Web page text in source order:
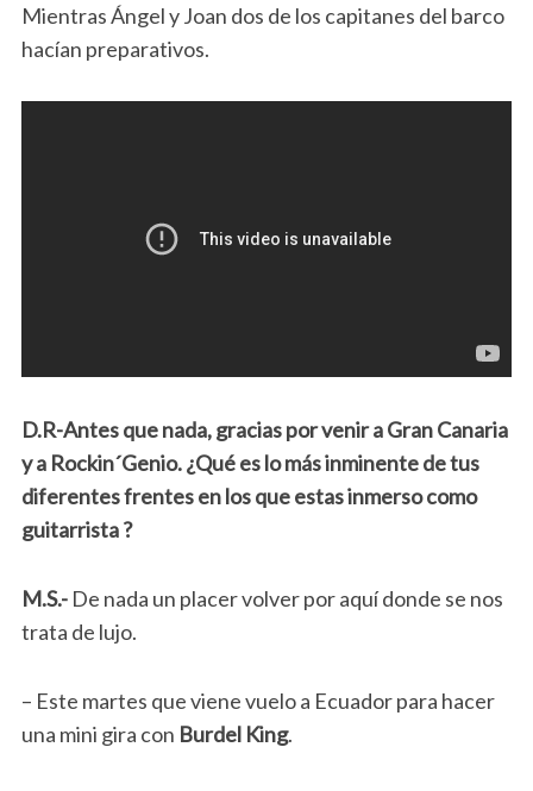
Mientras Ángel y Joan dos de los capitanes del barco
hacían preparativos.
D.R-Antes que nada, gracias por venir a Gran Canaria
y a Rockin´Genio. ¿Qué es lo más inminente de tus
diferentes frentes en los que estas inmerso como
guitarrista ?
M.S.- De nada un placer volver por aquí donde se nos
trata de lujo.
– Este martes que viene vuelo a Ecuador para hacer
una mini gira con Burdel King.